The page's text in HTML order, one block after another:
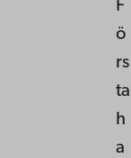
F
ö
rs
ta
h
a